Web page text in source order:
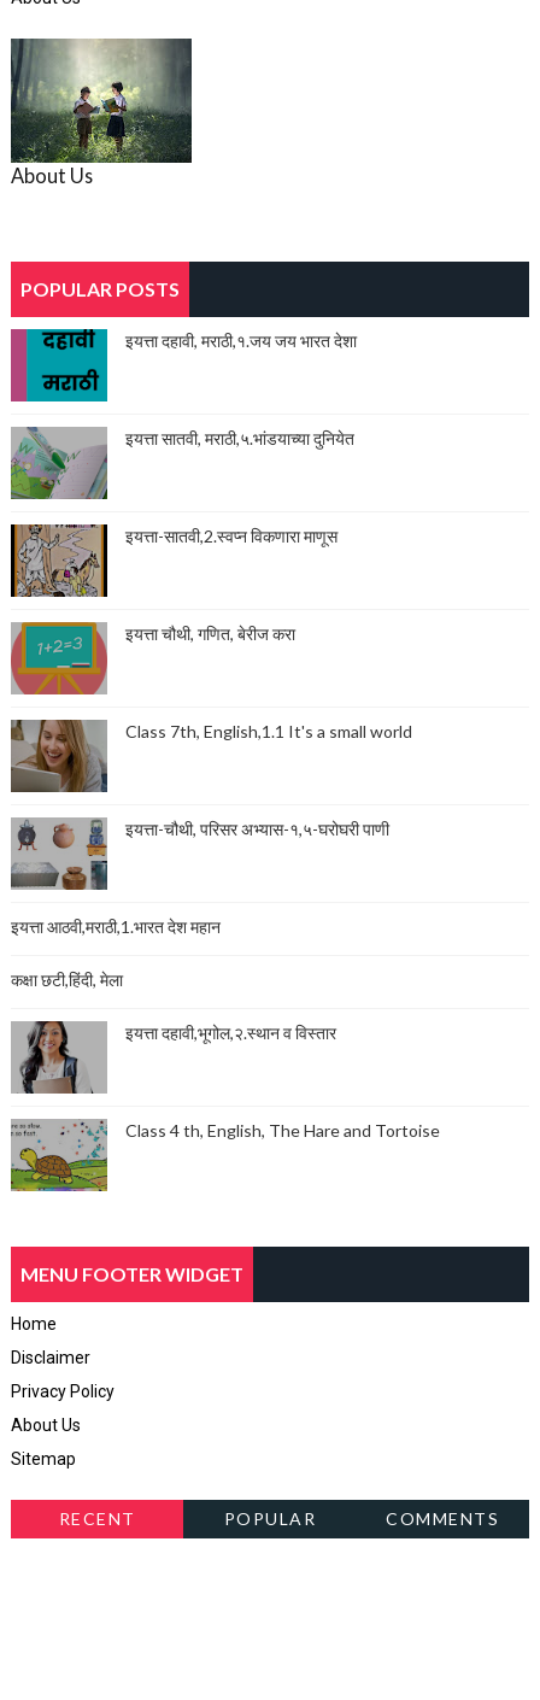
About Us
POPULAR POSTS
इयत्ता दहावी, मराठी,१.जय जय भारत देशा
इयत्ता सातवी, मराठी,५.भांडयाच्या दुनियेत
इयत्ता-सातवी,2.स्वप्न विकणारा माणूस
इयत्ता चौथी, गणित, बेरीज करा
Class 7th, English,1.1 It's a small world
इयत्ता-चौथी, परिसर अभ्यास-१,५-घरोघरी पाणी
इयत्ता आठवी,मराठी,1.भारत देश महान
कक्षा छटी,हिंदी, मेला
इयत्ता दहावी,भूगोल,२.स्थान व विस्तार
Class 4 th, English, The Hare and Tortoise
MENU FOOTER WIDGET
Home
Disclaimer
Privacy Policy
About Us
Sitemap
RECENT POPULAR COMMENTS